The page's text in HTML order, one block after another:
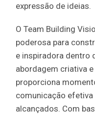
expressão de ideias.
O Team Building
poderosa para
e inspiradora dentro
abordagem criativa
proporciona
comunicação
alcançados. Com